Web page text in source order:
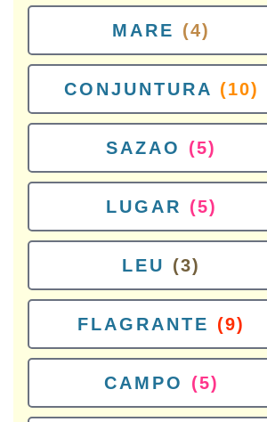
MARE (4)
CONJUNTURA (10)
SAZAO (5)
LUGAR (5)
LEU (3)
FLAGRANTE (9)
CAMPO (5)